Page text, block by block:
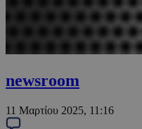
newsroom
11 Μαρτίου 2025, 11:16